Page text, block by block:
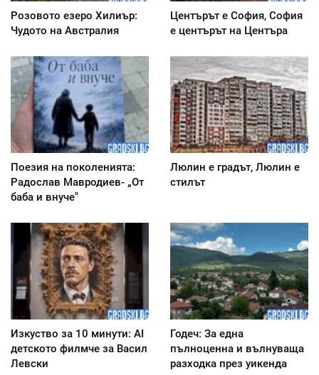
Розовото езеро Хилиър:
Чудото на Австралия
Центърът е София, София
е центърът на Центъра
Поезия на поколенията:
Радослав Мавродиев- „От
баба и внуче"
Люлин е градът, Люлин е
стилът
Изкуство за 10 минути: AI
детското филмче за Васил
Левски
Годеч: За една
пълноценна и вълнуваща
разходка през уикенда